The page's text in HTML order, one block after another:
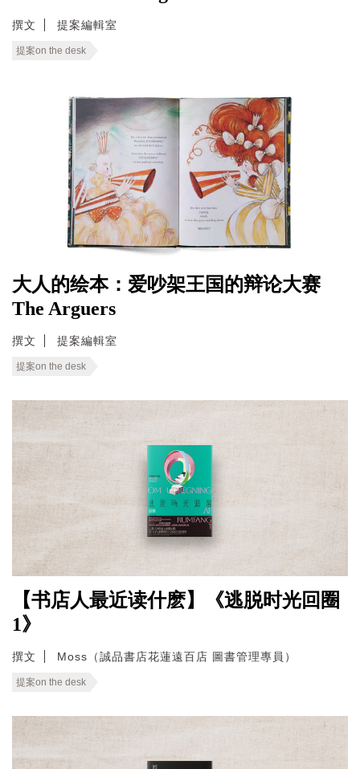
撰文 提案編輯室
提案on the desk
大人的绘本：爱吵架王国的辩论大赛
The Arguers
撰文 提案編輯室
提案on the desk
【书店人最近读什麽】《逃脱时光回圈
1》
撰文 Moss（誠品書店花蓮遠百店 圖書管理專員）
提案on the desk